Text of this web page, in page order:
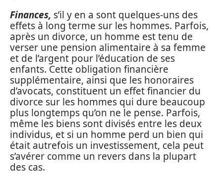
Finances, s’il y en a sont quelques-uns des
effets à long terme sur les hommes. Parfois,
après un divorce, un homme est tenu de
verser une pension alimentaire à sa femme
et de l’argent pour l’éducation de ses
enfants. Cette obligation financière
supplémentaire, ainsi que les honoraires
d’avocats, constituent un effet financier du
divorce sur les hommes qui dure beaucoup
plus longtemps qu’on ne le pense. Parfois,
même les biens sont divisés entre les deux
individus, et si un homme perd un bien qui
était autrefois un investissement, cela peut
s’avérer comme un revers dans la plupart
des cas.